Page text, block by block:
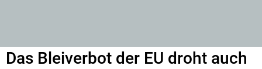
Das Bleiverbot der EU droht auch